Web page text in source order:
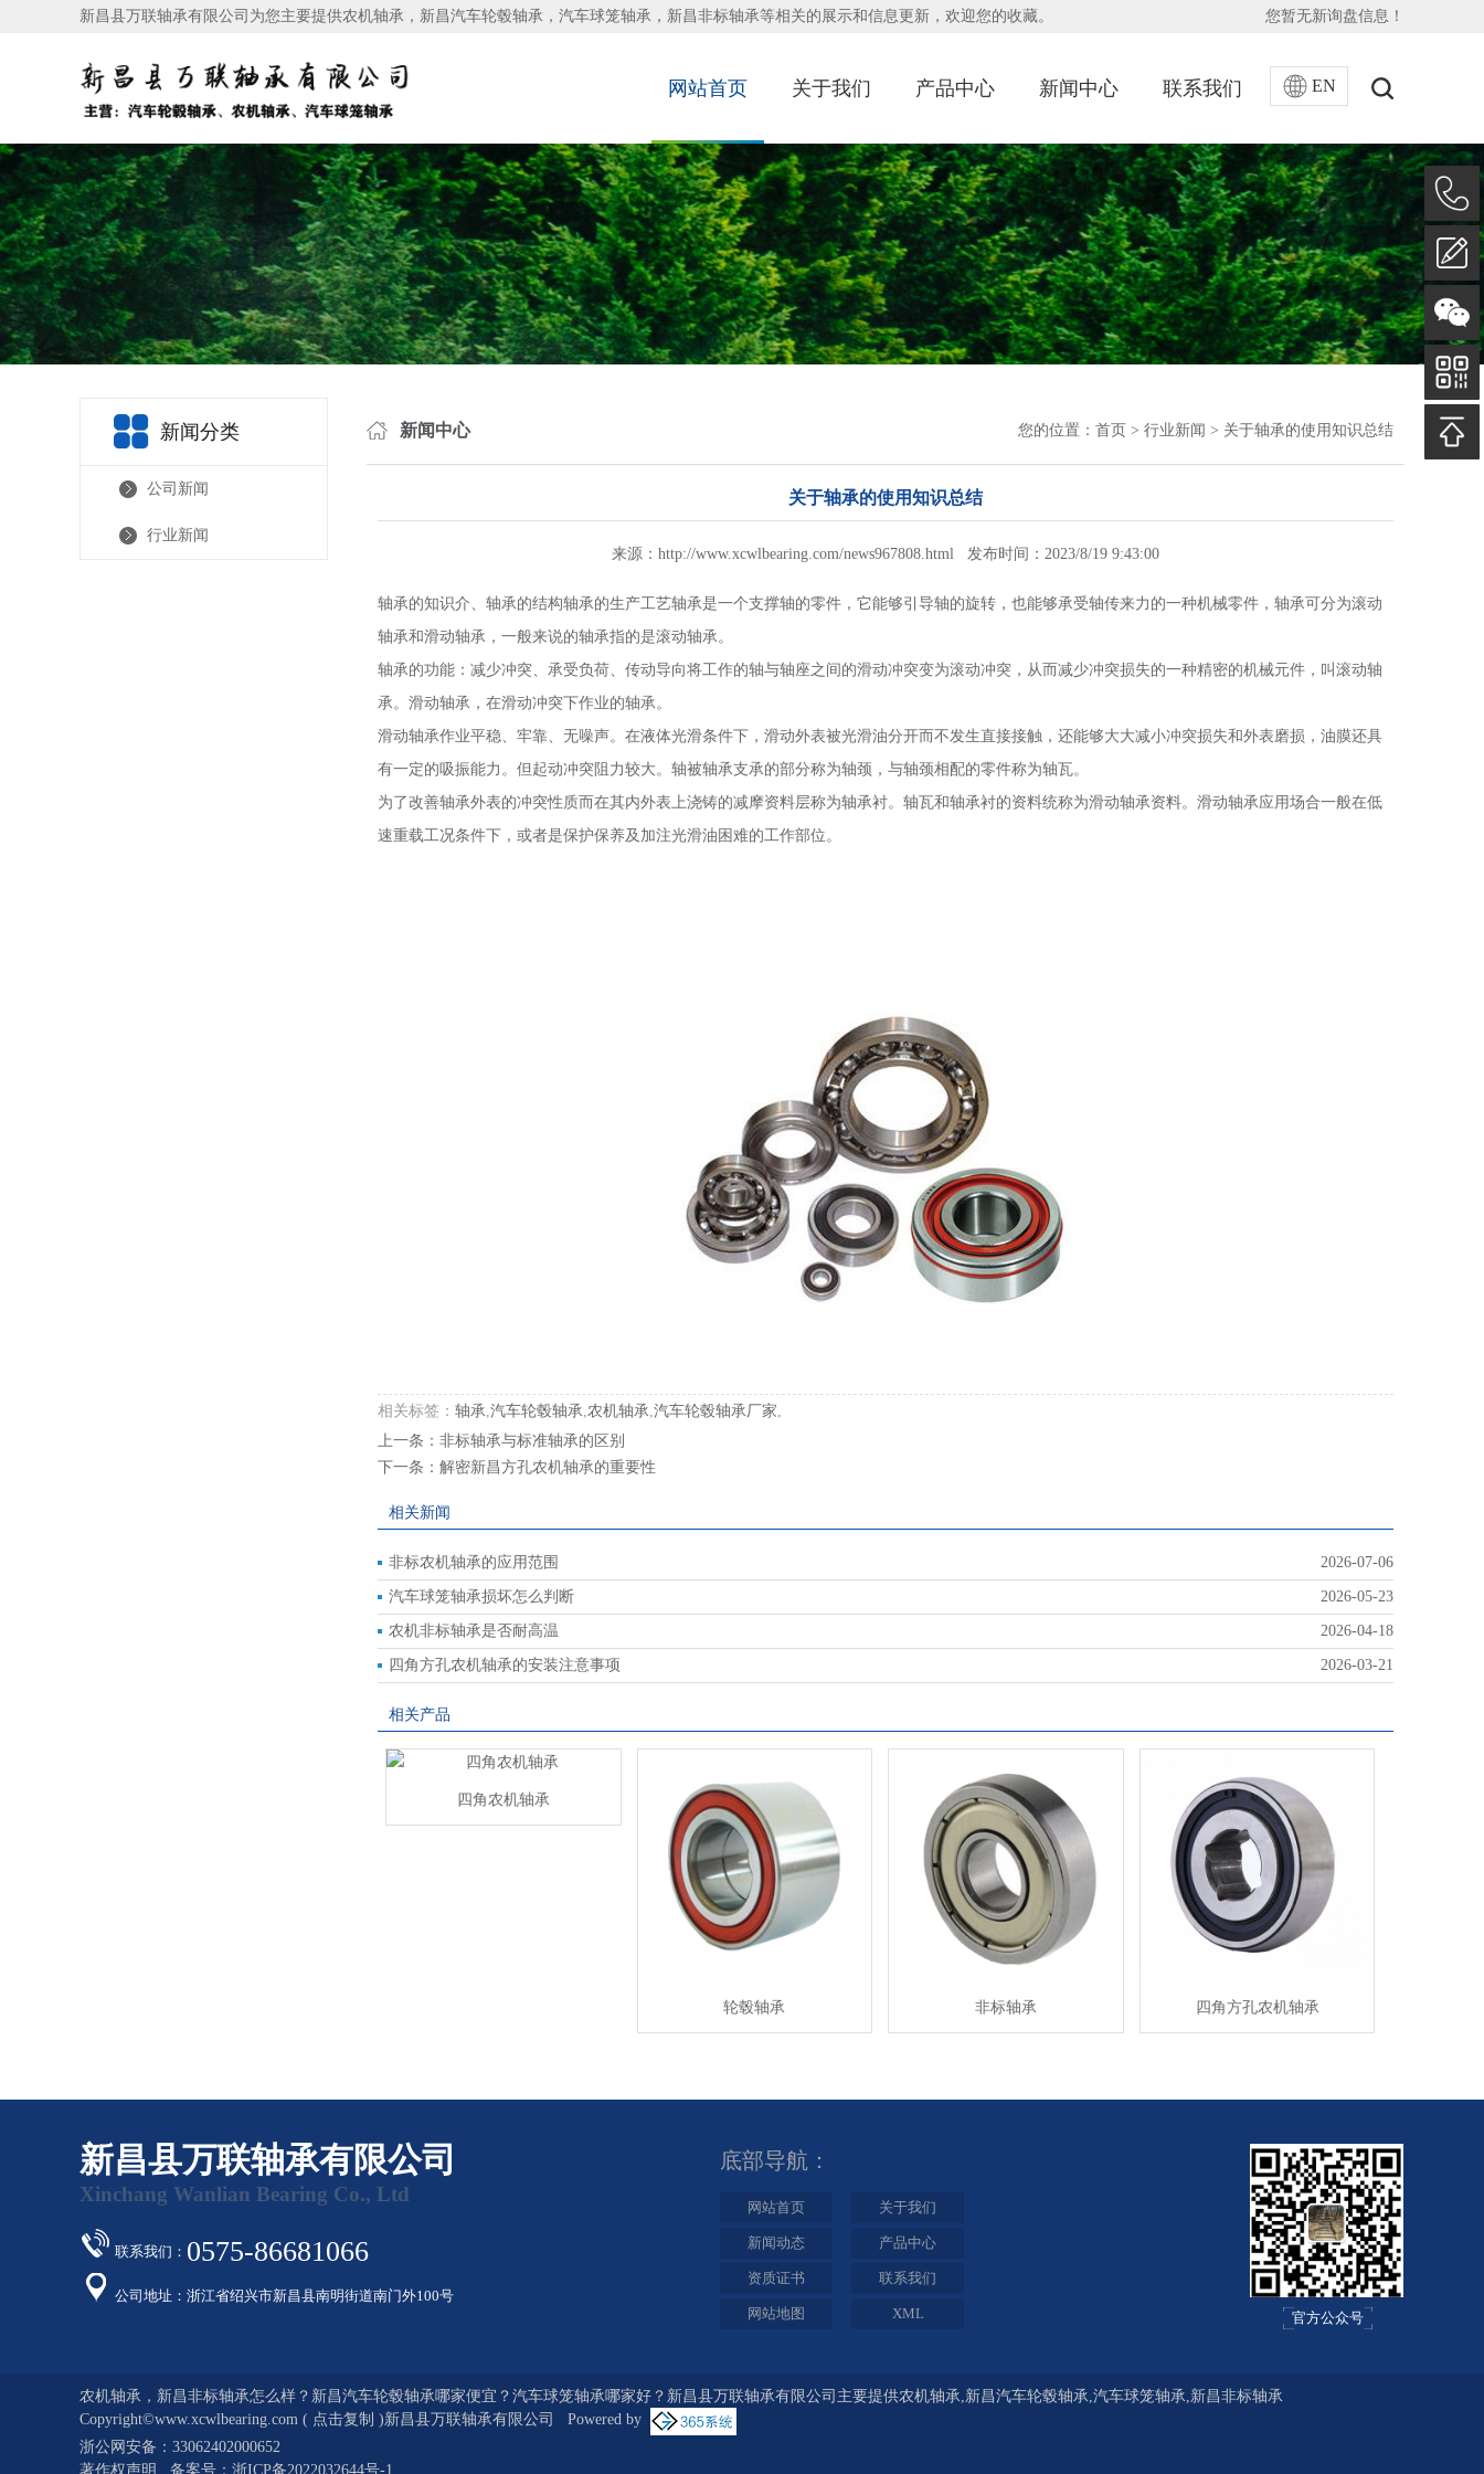
新昌县万联轴承有限公司为您主要提供农机轴承 ，新昌汽车轮毂轴承，汽车球笼轴承，新昌非标轴承等相关的展示和信息更新，欢迎您的收藏。 您暂无新询盘信息！
EN
网站首页 关于我们 产品中心 新闻中心 联系我们
新闻分类
公司新闻
行业新闻
新闻中心 您的位置： 首页 > 行业新闻 > 关于轴承的使用知识总结
关于轴承的使用知识总结
来源：http://www.xcwlbearing.com/news967808.html 发布时间：2023/8/19 9:43:00
轴承的知识介、轴承的结构轴承的生产工艺轴承是一个支撑轴的零件，它能够引导轴的旋转，也能够承受轴传来力的一种机械零件，轴承可分为滚动
轴承和滑动轴承，一般来说的轴承指的是滚动轴承。
轴承的功能：减少冲突、承受负荷、传动导向将工作的轴与轴座之间的滑动冲突变为滚动冲突，从而减少冲突损失的一种精密的机械元件，叫滚动轴
承。滑动轴承，在滑动冲突下作业的轴承。
滑动轴承作业平稳、牢靠、无噪声。在液体光滑条件下，滑动外表被光滑油分开而不发生直接接触，还能够大大减小冲突损失和外表磨损，油膜还具
有一定的吸振能力。但起动冲突阻力较大。轴被轴承支承的部分称为轴颈，与轴颈相配的零件称为轴瓦。
为了改善轴承外表的冲突性质而在其内外表上浇铸的减摩资料层称为轴承衬。轴瓦和轴承衬的资料统称为滑动轴承资料。滑动轴承应用场合一般在低
速重载工况条件下，或者是保护保养及加注光滑油困难的工作部位。
相关标签： 轴承,汽车轮毂轴承,农机轴承,汽车轮毂轴承厂家,
上一条： 非标轴承与标准轴承的区别
下一条： 解密新昌方孔农机轴承的重要性
相关新闻
非标农机轴承的应用范围 2026-07-06
汽车球笼轴承损坏怎么判断 2026-05-23
农机非标轴承是否耐高温 2026-04-18
四角方孔农机轴承的安装注意事项 2026-03-21
相关产品
四角农机轴承
轮毂轴承 非标轴承 四角方孔农机轴承
新昌县万联轴承有限公司
Xinchang Wanlian Bearing Co., Ltd
联系我们： 0575-86681066
公司地址：浙江省绍兴市新昌县南明街道南门外100号
底部导航：
网站首页 关于我们
新闻动态 产品中心
资质证书 联系我们
网站地图 XML 官方公众号
农机轴承，新昌非标轴承怎么样？新昌汽车轮毂轴承哪家便宜？汽车球笼轴承哪家好？新昌县万联轴承有限公司主要提供农机轴承,新昌汽车轮毂轴承,汽车球笼轴承,新昌非标轴承
Copyright©www.xcwlbearing.com ( 点击复制 )新昌县万联轴承有限公司 Powered by
浙公网安备： 33062402000652
著作权声明
备案号： 浙ICP备2022032644号-1